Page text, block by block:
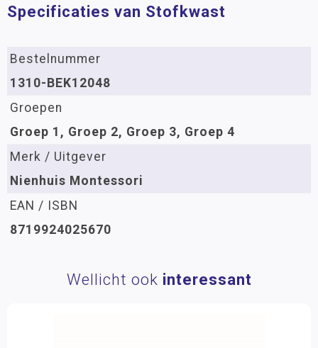
Specificaties van Stofkwast
Bestelnummer
1310-BEK12048
Groepen
Groep 1, Groep 2, Groep 3, Groep 4
Merk / Uitgever
Nienhuis Montessori
EAN / ISBN
8719924025670
Wellicht ook interessant